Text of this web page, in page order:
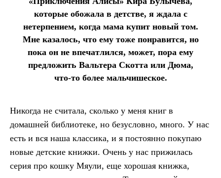
которые обожала в детстве, я ждала с
нетерпением, когда мама купит новый том.
Мне казалось, что ему тоже понравится, но
пока он не впечатлился, может, пора ему
предложить Вальтера Скотта или Дюма,
что-то более мальчишеское.
Никогда не считала, сколько у меня книг в
домашней библиотеке, но безусловно, много. У нас
есть и вся наша классика, и я постоянно покупаю
новые детские книжки. Очень у нас прижилась
серия про кошку Мяули, еще хорошая книжка,